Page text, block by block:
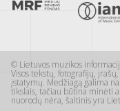
© Lietuvos muzikos
Visos tekstų, fotografijų,
įstatymų. Medžiagą galima
tikslais, tačiau būtina minėti
nuorodų nėra, šaltinis yra